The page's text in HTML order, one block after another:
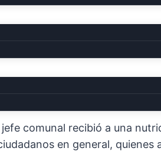
extensa y fructífera
directo con los vecinos de La
comunal recibió a una
en general, quienes